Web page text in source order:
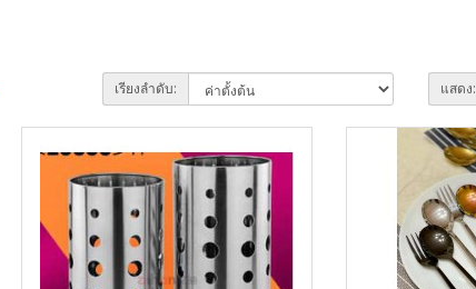
เรียงลำดับ: แสดง: